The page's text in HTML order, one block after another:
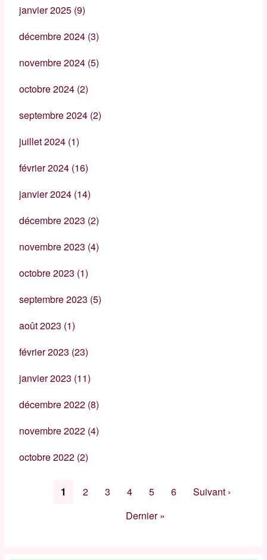
janvier 2025 (9)
décembre 2024 (3)
novembre 2024 (5)
octobre 2024 (2)
septembre 2024 (2)
juillet 2024 (1)
février 2024 (16)
janvier 2024 (14)
décembre 2023 (2)
novembre 2023 (4)
octobre 2023 (1)
septembre 2023 (5)
août 2023 (1)
février 2023 (23)
janvier 2023 (11)
décembre 2022 (8)
novembre 2022 (4)
octobre 2022 (2)
Page
1 Page
2 Page
3 Page
4 Page
5 Page
6
Page
Suivant ›
Dernière
Dernier »